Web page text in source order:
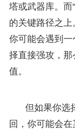
塔或武器库。而
的关键路径之上
你可能会遇到
择直接强攻，
值。
但如果你选
回，你可能会